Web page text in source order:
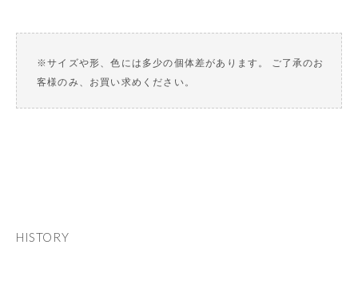
※サイズや形、色には多少の個体差があります。 ご了承のお
客様のみ、お買い求めください。
HISTORY